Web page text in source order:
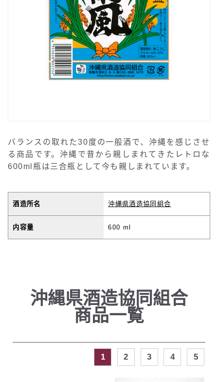
バランスの取れた30度の一般酒で、沖縄を感じさせ
る商品です。沖縄で昔から親しまれてきたレトロな
600ml瓶は三合瓶として今も親しまれています。
酒造所名 沖縄県酒造協同組合
内容量 600 ml
沖縄県酒造協同組合
商品一覧
1 2 3 4 5